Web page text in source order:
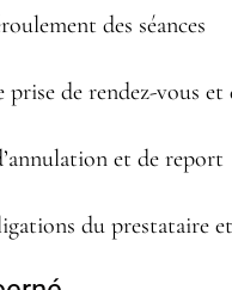
des séances
prise de rendez-vous et
et de report
du prestataire